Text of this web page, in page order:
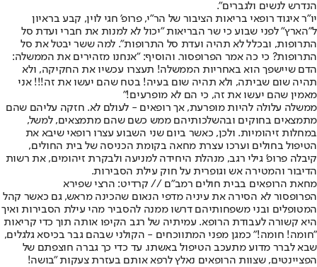
הנדרש לנשים ולגברים".
יו"ר איגוד רופאי בריאות הציבור של הר"י, פרופ' חגי לוין, קבע בראיון
ל"הארץ" לפני שבוע כי שר הבריאות "יכול לא למנות את חברי ועדת סל
התרופות, ובכלל לא תהיה ועדת סל התרופות". למה ששר יבטל את סל
התרופות? כי כה אמר הפרופסור. והוסיף: "אנחנו מזהירים את הממשלה:
הדם שיישפך הוא באחריות הממשלה! תעצרו עכשיו את החקיקה, ולא
תהיה שום שביתה, ולא תהיה שום בעיה! בטח שהם יעשו את זה!!! אני
מאמין שהם יעשו את זה, כי הם לא מופרעים!"
ממשלה עלולה להיות מופרעת, אך רופאים - לעולם לא. חזקה עליהם שהם
מתמצאים בחוקים ובהשלכותיהם ממש כשם שהם מתמצאים, למשל,
במחלות זיהומיות. ולכן, כאשר ביום שני השבוע עצרו רופאי שיבא את
הטיפול בחולים וערכו עצרת מחאה בקומת הכניסה של בית החולים,
קיבלה פרופ' גילי רגב, מנהלת היחידה למניעה ולבקרת זיהומים, את רשות
הדיבור והמטירה אש וגופרית על חוק עילת הסבירות.
מחאת הרופאים בבית חולים רמב"ם // קרדיט: הרצי שפירא
הפרופסור לא הסירה את עיניה מדפי הנאום שהכינה מראש, גם כאשר קהל
המטופלים ובני משפחותיהם דרשו ממנה להסביר מהי עילת הסבירות ואיך
היא קשורה לעבודת הרופא. עמיתיה של רגב הקיפו אותה תוך כדי קריאות
"חומה! חומה!" כמגן מפני המתווכחים - הקולני שבהם גבר בכיסא גלגלים,
שבא לברר מדוע מתעכב הטיפול באשתו. עד כדי כך גברה חוצפתם של
הפציינטים, שצוות הרופאים נאלץ לרפא אותם בעזרת צעקות "בושה!